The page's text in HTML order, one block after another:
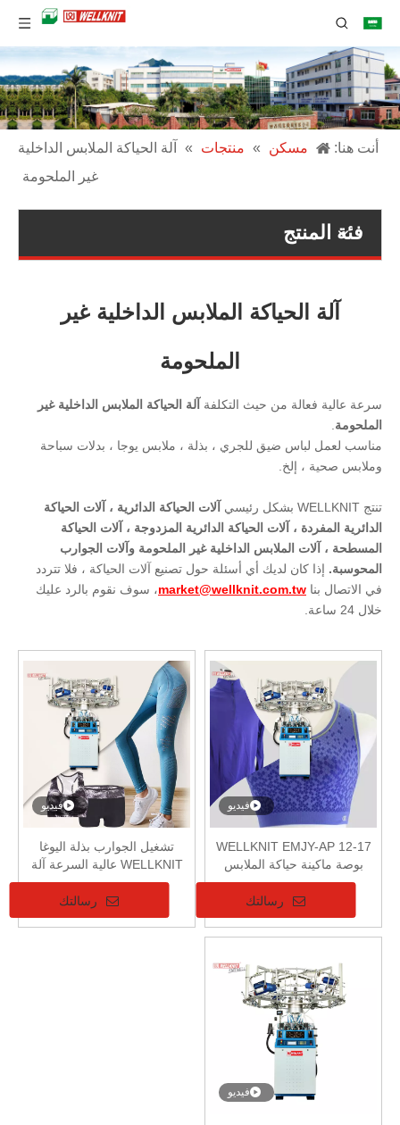
أنت هنا: مسكن » منتجات »
آلة الحياكة الملابس الداخلية
غير الملحومة
فئة المنتج
آلة الحياكة الملابس الداخلية غير
الملحومة
سرعة عالية فعالة من حيث التكلفة آلة الحياكة الملابس الداخلية غير
الملحومة.
مناسب لعمل لباس ضيق للجري ، بذلة ، ملابس يوجا ، بدلات سباحة
وملابس صحية ، إلخ.
تنتج WELLKNIT بشكل رئيسي
آلات الحياكة الدائرية ، آلات الحياكة
الدائرية المفردة ، آلات الحياكة الدائرية المزدوجة ، آلات الحياكة
المسطحة ، آلات الملابس الداخلية غير الملحومة وآلات الجوارب
المحوسبة. إذا كان لديك أي أسئلة حول تصنيع آلات الحياكة ، فلا تتردد
في الاتصال بنا market@wellknit.com.tw، سوف نقوم بالرد عليك
خلال 24 ساعة.
فيديو
WELLKNIT EMJY-AP 12-17
بوصة ماكينة حياكة الملابس
الداخلية غير الملحومة عالية
السرعة للبدلة الضيقة
رسالتك
فيديو
تشغيل الجوارب بذلة اليوغا
WELLKNIT عالية السرعة آلة
الحياكة الملابس الداخلية غير
الملحومةرسالتك
فيديو